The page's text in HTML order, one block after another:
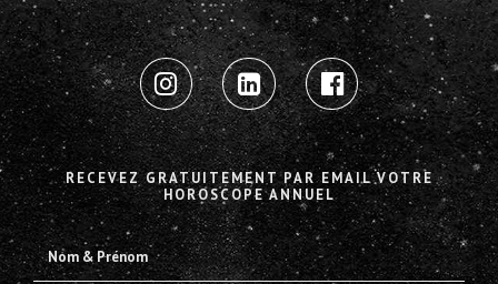
RECEVEZ GRATUITEMENT PAR EMAIL VOTRE
HOROSCOPE ANNUEL